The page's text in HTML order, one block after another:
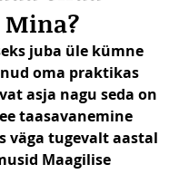
Mina?
juba üle kümne
oma praktikas
asja nagu seda on
taasavanemine
väga tugevalt aastal
Maagilise